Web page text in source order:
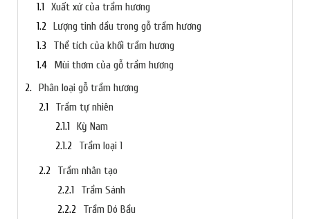
Xuất xứ của trầm hương
Lượng tinh dầu trong gỗ trầm hương
Thể tích của khối trầm hương
Mùi thơm của gỗ trầm hương
Phân loại gỗ trầm hương
Trầm tự nhiên
Kỳ Nam
Trầm loại 1
Trầm nhân tạo
Trầm Sánh
Trầm Dó Bầu